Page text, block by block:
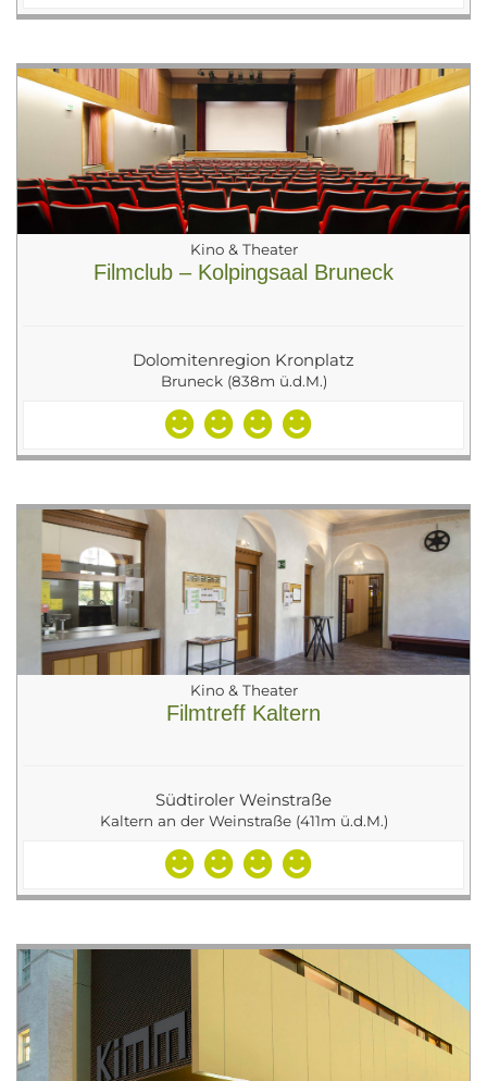
Kino & Theater
Filmclub – Kolpingsaal Bruneck
Dolomitenregion Kronplatz
Bruneck (838m ü.d.M.)
Kino & Theater
Filmtreff Kaltern
Südtiroler Weinstraße
Kaltern an der Weinstraße (411m ü.d.M.)